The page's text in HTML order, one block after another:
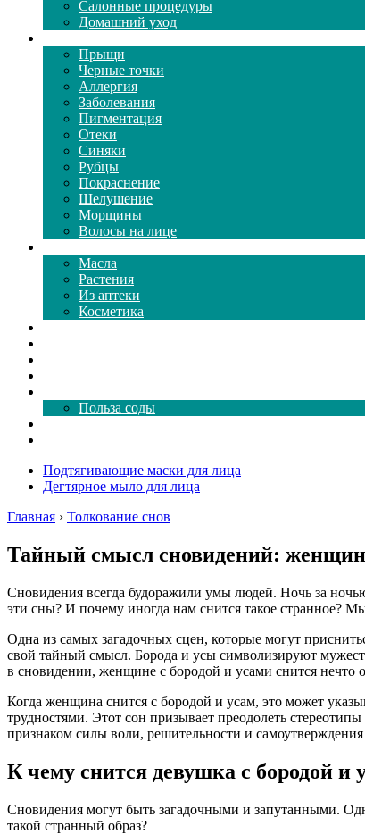
Салонные процедуры
Домашний уход
Прыщи
Черные точки
Аллергия
Заболевания
Пигментация
Отеки
Синяки
Рубцы
Покраснение
Шелушение
Морщины
Волосы на лице
Масла
Растения
Из аптеки
Косметика
Польза соды
Подтягивающие маски для лица
Дегтярное мыло для лица
Главная › Толкование снов
Тайный смысл сновидений:
Сновидения всегда будоражили умы людей. Ночь за
эти сны? И почему иногда нам снится такое странное?
Одна из самых загадочных сцен, которые могут
свой тайный смысл. Борода и усы символизируют
в сновидении, женщине с бородой и усами снится нечто
Когда женщина снится с бородой и усам, это может
трудностями. Этот сон призывает преодолеть
признаком силы воли, решительности и
К чему снится девушка с бородой и
Сновидения могут быть загадочными и запутанными.
такой странный образ?